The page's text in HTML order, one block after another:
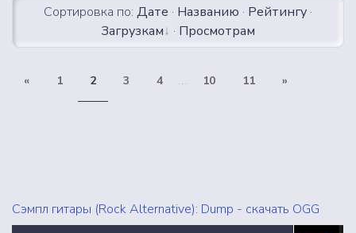
Сортировка по: Дате · Названию · Рейтингу ·
Загрузкам
· Просмотрам
« 1 2 3 4 ... 10 11 »
Сэмпл гитары (Rock Alternative): Dump - скачать OGG